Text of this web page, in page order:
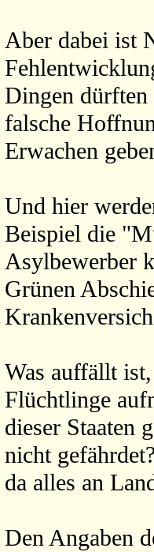
Aber dabei ist
Dingen dürften
falsche
Erwachen
Und hier
Beispiel die
Asylbewerber
Grünen
Was auffällt
Flüchtlinge
dieser Staaten
nicht
da alles an
Den Angaben